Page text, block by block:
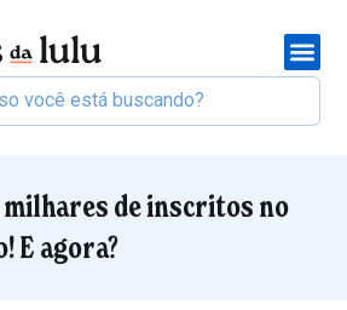
milhares de inscritos no
E agora?